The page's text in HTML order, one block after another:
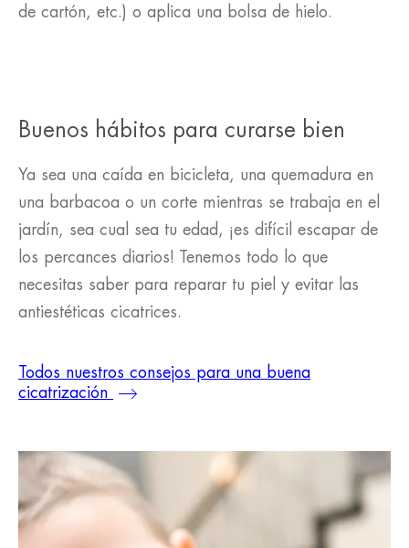
de cartón, etc.) o aplica una bolsa de hielo.
Buenos hábitos para curarse bien
Ya sea una caída en bicicleta, una quemadura en
una barbacoa o un corte mientras se trabaja en el
jardín, sea cual sea tu edad, ¡es difícil escapar de
los percances diarios! Tenemos todo lo que
necesitas saber para reparar tu piel y evitar las
antiestéticas cicatrices.
Todos nuestros consejos para una buena
cicatrización